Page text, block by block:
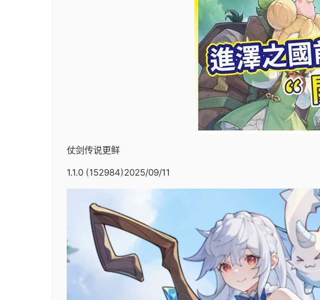
仗剑传说更鲜
1.1.0 (152984)2025/09/11